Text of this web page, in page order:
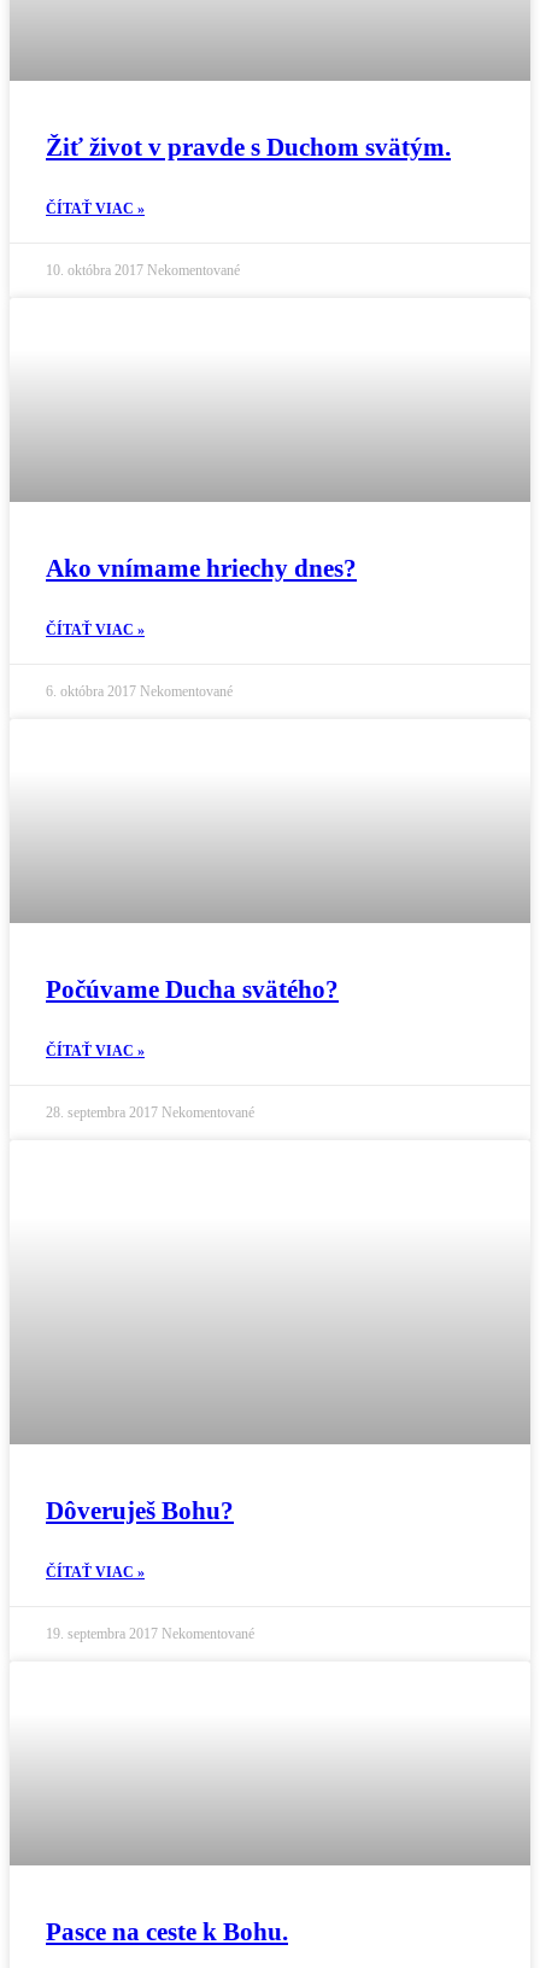
Žiť život v pravde s Duchom svätým.
ČÍTAŤ VIAC »
10. októbra 2017 Nekomentované
Ako vnímame hriechy dnes?
ČÍTAŤ VIAC »
6. októbra 2017 Nekomentované
Počúvame Ducha svätého?
ČÍTAŤ VIAC »
28. septembra 2017 Nekomentované
Dôveruješ Bohu?
ČÍTAŤ VIAC »
19. septembra 2017 Nekomentované
Pasce na ceste k Bohu.